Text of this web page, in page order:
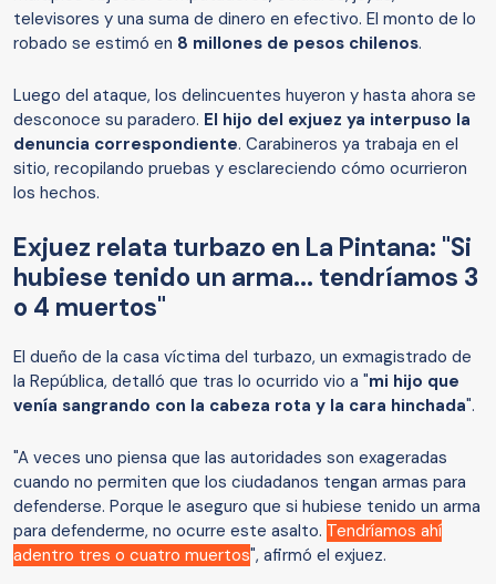
televisores y una suma de dinero en efectivo. El monto de lo
robado se estimó en 8 millones de pesos chilenos.
Luego del ataque, los delincuentes huyeron y hasta ahora se
desconoce su paradero. El hijo del exjuez ya interpuso la
denuncia correspondiente. Carabineros ya trabaja en el
sitio, recopilando pruebas y esclareciendo cómo ocurrieron
los hechos.
Exjuez relata turbazo en La Pintana: "Si
hubiese tenido un arma... tendríamos 3
o 4 muertos"
El dueño de la casa víctima del turbazo, un exmagistrado de
la República, detalló que tras lo ocurrido vio a "mi hijo que
venía sangrando con la cabeza rota y la cara hinchada".
"A veces uno piensa que las autoridades son exageradas
cuando no permiten que los ciudadanos tengan armas para
defenderse. Porque le aseguro que si hubiese tenido un arma
para defenderme, no ocurre este asalto. Tendríamos ahí
adentro tres o cuatro muertos", afirmó el exjuez.